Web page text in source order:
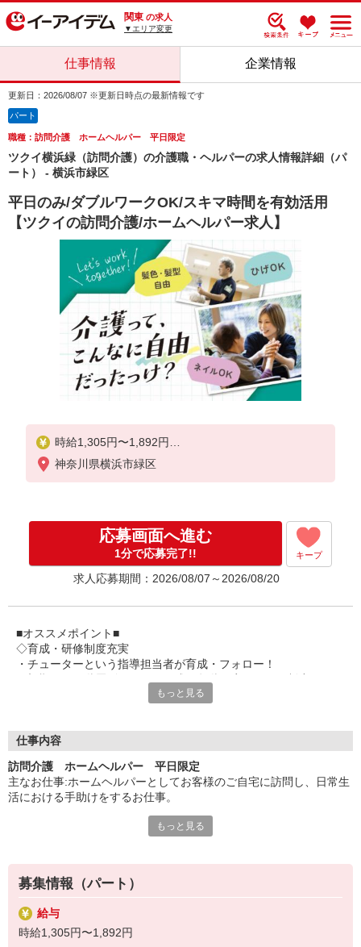
関東 の求人
▼エリア変更
仕事情報 企業情報
更新日：2026/08/07 ※更新日時点の最新情報です
パート
職種：訪問介護 ホームヘルパー 平日限定
ツクイ横浜緑（訪問介護）の介護職・ヘルパーの求人情報詳細（パ
ート） - 横浜市緑区
平日のみ/ダブルワークOK/スキマ時間を有効活用
【ツクイの訪問介護/ホームヘルパー求人】
時給1,305円〜1,892円
・特定事業所加算手当:60円/時間
（18:00〜翌07:59の時間帯）
・ICT手当:2,000円/月
・深夜割増は別途支給
・ケア→ケアの移動時間も賃金（時給）を支給
※給与幅は資格・経験等による
神奈川県横浜市緑区
応募画面へ進む
1分で応募完了!! キープ
求人応募期間：2026/08/07～2026/08/20
■オススメポイント■
◇育成・研修制度充実
・チューターという指導担当者が育成・フォロー！
・キャリアアップ支援制度を活用して働きながら資格取得が可能
・ツクイ独自の福祉厚生制度でプライベートも充実
・子育て支援の福利厚生制度あり！子育てと仕事の両立を応援◎
・スタッフ何でも相談窓口やライフキャリア相談など、各相談窓
口あり
◇頑張った分、スタッフに還元！
・パートは特別手当の支給あり
もっと見る
仕事内容
訪問介護 ホームヘルパー 平日限定
主なお仕事:ホームヘルパーとしてお客様のご自宅に訪問し、日常生
活における手助けをするお仕事。
◇生活援助と身体介護（身体介護は＋500円/時間）
※外出時の移動手段:私用自転車・私用電動アシスト自転車
★＼サービス・職種の魅力／
平日に働いて、土日祝のプライベートを充実させたい方におすすめ
です。訪問介護未経験・資格とりたての方でも安心して挑戦できる
もっと見る
募集情報（パート）
給与
時給1,305円〜1,892円